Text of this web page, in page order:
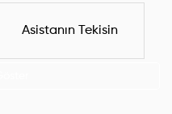
Asistanın Tekisin